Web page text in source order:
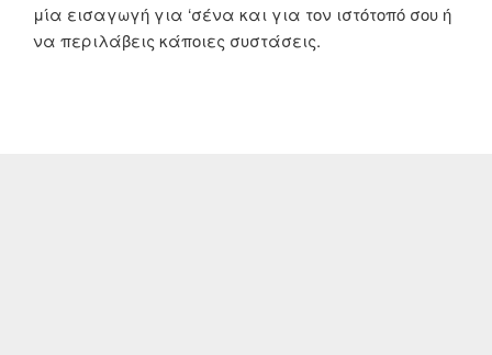
μία εισαγωγή για ‘σένα και για τον ιστότοπό σου ή
να περιλάβεις κάποιες συστάσεις.